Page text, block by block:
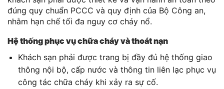
đúng quy chuẩn PCCC và quy định của Bộ Công an,
nhằm hạn chế tối đa nguy cơ cháy nổ.
Hệ thống phục vụ chữa cháy và thoát nạn
Khách sạn phải được trang bị đầy đủ hệ thống giao
thông nội bộ, cấp nước và thông tin liên lạc phục vụ
công tác chữa cháy khi xảy ra sự cố.